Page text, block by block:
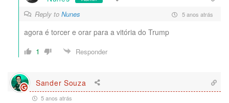
Reply to Nunes 5 anos atrás
agora é torcer e orar para a vitória do Trump
1
Responder
Sander Souza
5 anos atrás